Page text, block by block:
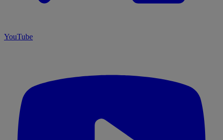
YouTube